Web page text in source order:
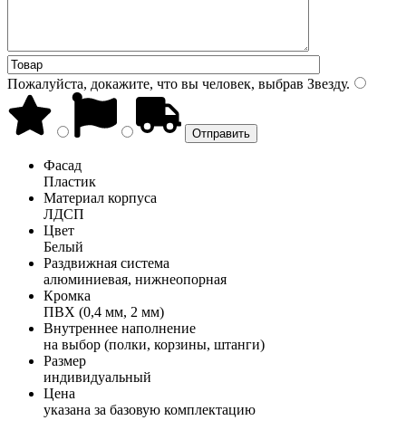
Пожалуйста, докажите, что вы человек, выбрав Звезду.
Фасад
Пластик
Материал корпуса
ЛДСП
Цвет
Белый
Раздвижная система
алюминиевая, нижнеопорная
Кромка
ПВХ (0,4 мм, 2 мм)
Внутреннее наполнение
на выбор (полки, корзины, штанги)
Размер
индивидуальный
Цена
указана за базовую комплектацию